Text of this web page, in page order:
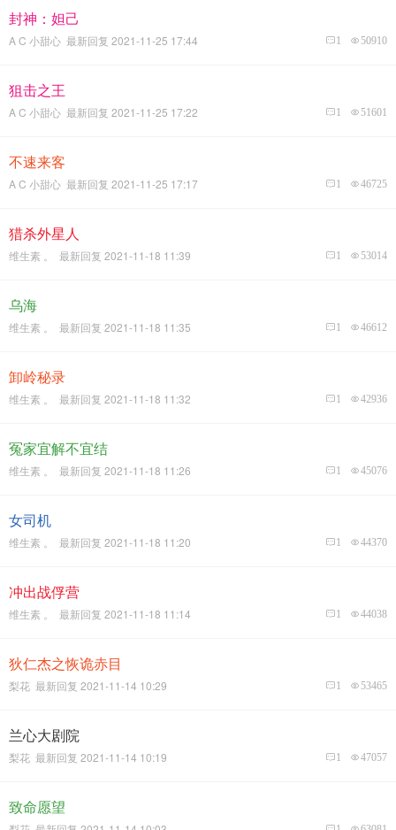
封神：妲己
A C 小甜心 最新回复 2021-11-25 17:44 50910
1
狙击之王
A C 小甜心 最新回复 2021-11-25 17:22 51601
1
不速来客
A C 小甜心 最新回复 2021-11-25 17:17 46725
1
猎杀外星人
维生素 。 最新回复 2021-11-18 11:39 53014
1
乌海
维生素 。 最新回复 2021-11-18 11:35 46612
1
卸岭秘录
维生素 。 最新回复 2021-11-18 11:32 42936
1
冤家宜解不宜结
维生素 。 最新回复 2021-11-18 11:26 45076
1
女司机
维生素 。 最新回复 2021-11-18 11:20 44370
1
冲出战俘营
维生素 。 最新回复 2021-11-18 11:14 44038
1
狄仁杰之恢诡赤目
梨花 最新回复 2021-11-14 10:29 53465
1
兰心大剧院
梨花 最新回复 2021-11-14 10:19 47057
1
致命愿望